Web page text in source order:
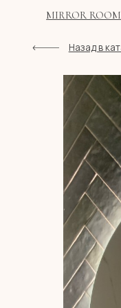
MIRROR ROOM
Назад в каталог